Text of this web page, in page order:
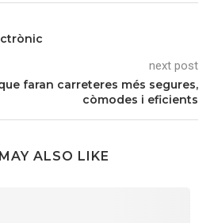
next post
faran carreteres més segures,
còmodes i eficients
ALSO LIKE